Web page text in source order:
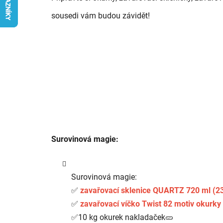
sousedi vám budou závidět!
Surovinová magie:
Surovinová magie:
✅ zavařovací sklenice QUARTZ 720 ml
✅ zavařovací víčko Twist 82 motiv okurky
✅10 kg okurek nakladaček🥒